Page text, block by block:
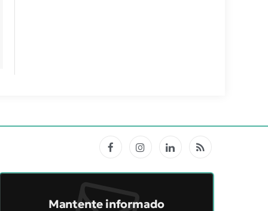
FacebookInstagramLinkedInRSS
Mantente informado